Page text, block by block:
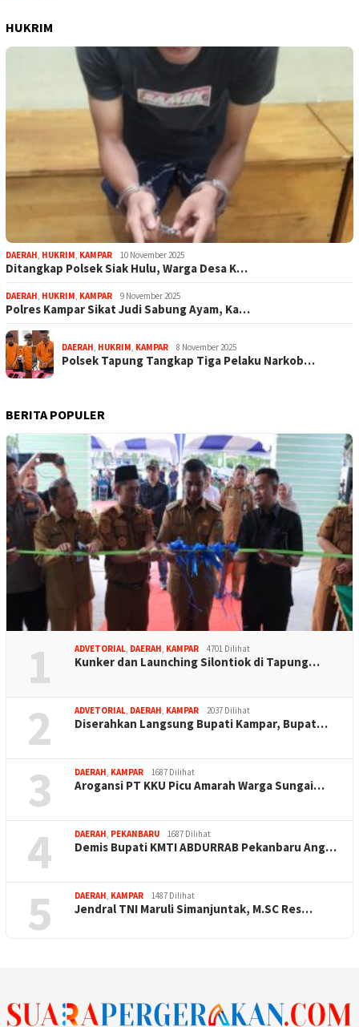
HUKRIM
DAERAH, HUKRIM, KAMPAR 10 November 2025
Ditangkap Polsek Siak Hulu, Warga Desa K…
DAERAH, HUKRIM, KAMPAR 9 November 2025
Polres Kampar Sikat Judi Sabung Ayam, Ka…
DAERAH, HUKRIM, KAMPAR 8 November 2025
Polsek Tapung Tangkap Tiga Pelaku Narkob…
BERITA POPULER
1 ADVETORIAL, DAERAH, KAMPAR 4701 Dilihat
Kunker dan Launching Silontiok di Tapung…
2 ADVETORIAL, DAERAH, KAMPAR 2037 Dilihat
Diserahkan Langsung Bupati Kampar, Bupat…
3 DAERAH, KAMPAR 1687 Dilihat
Arogansi PT KKU Picu Amarah Warga Sungai…
4 DAERAH, PEKANBARU 1687 Dilihat
Demis Bupati KMTI ABDURRAB Pekanbaru Ang…
5 DAERAH, KAMPAR 1487 Dilihat
Jendral TNI Maruli Simanjuntak, M.SC Res…